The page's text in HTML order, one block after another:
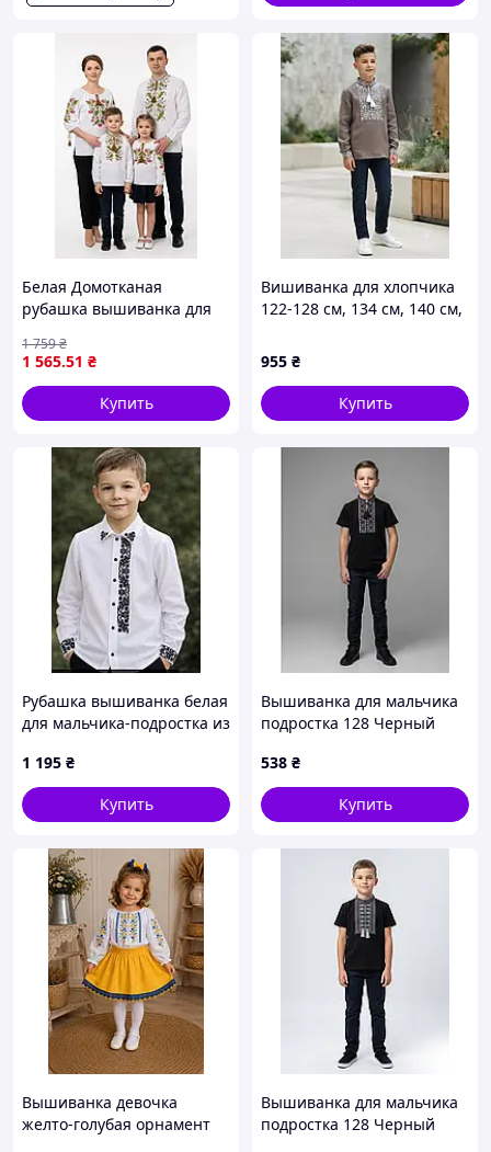
Белая Домотканая
рубашка вышиванка для
122 128 134 140 146 152
158 164 170 176 140
1 565.51 ₴
1 759₴
Купить
Вишиванка для хлопчика
122-128 см, 134 см, 140 см,
см
955 ₴
Купить
Рубашка вышиванка белая
для мальчика-подростка из
вишивкою. Размеры 134-
158
1 195 ₴
Купить
Вышиванка для мальчика
подростка 128 Черный
538 ₴
Купить
Вышиванка девочка
желто-голубая орнамент
Вышиванка для мальчика
подростка 128 Черный